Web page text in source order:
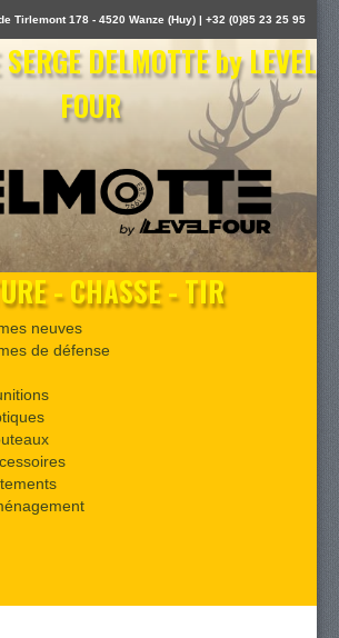
Tirlemont 178 - 4520 Wanze (Huy) | +32 (0)85 23 25 95
DELMOTTE by LEVEL
FOUR
- CHASSE - TIR
neuves
de défense